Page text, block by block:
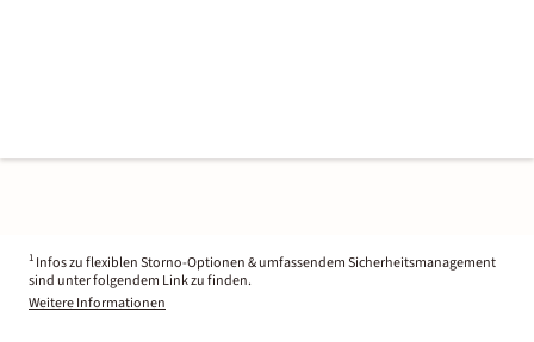
1 Infos zu flexiblen Storno-Optionen & umfassendem Sicherheitsmanagement
sind unter folgendem Link zu finden.
Weitere Informationen